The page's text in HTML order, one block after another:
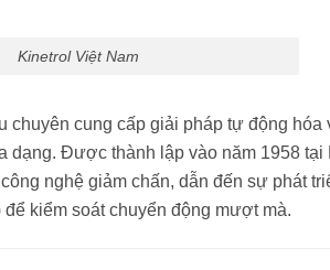
Kinetrol Việt Nam
chuyên cung cấp giải pháp tự động hóa
dạng. Được thành lập vào năm 1958 tại
nghệ giảm chấn, dẫn đến sự phát
kiểm soát chuyển động mượt mà.